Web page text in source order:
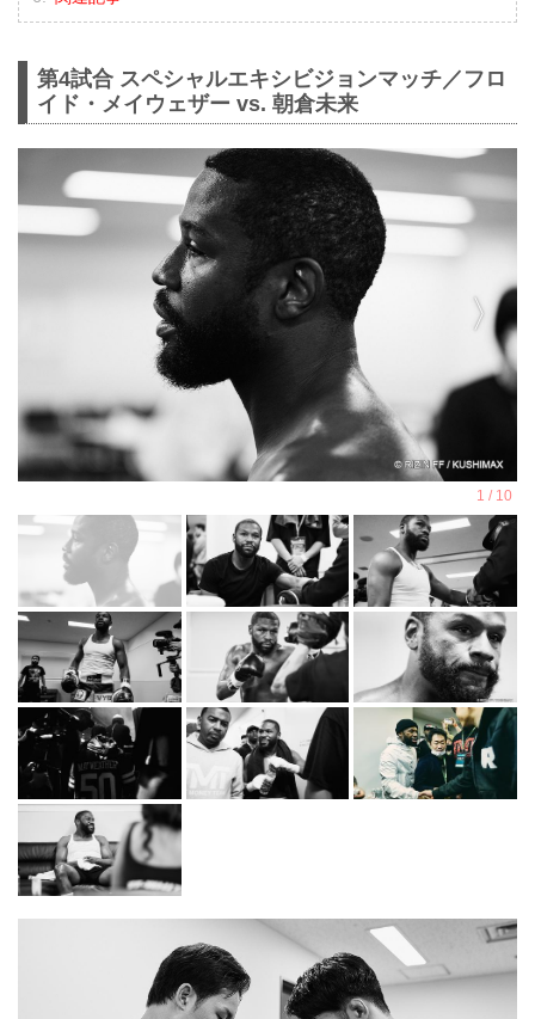
第4試合 スペシャルエキシビジョンマッチ／フロ
イド・メイウェザー vs. 朝倉未来